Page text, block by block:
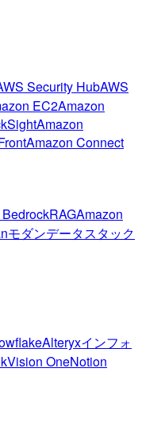
Security HubAWS
EC2Amazon
Amazon
Amazon Connect
RAGAmazon
モダンデータスタック
Alteryxインフォ
Vision OneNotion